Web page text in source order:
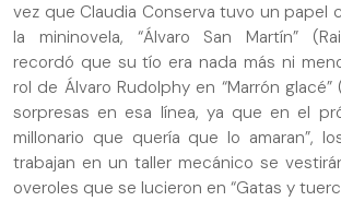
vez que Claudia Conserva tuvo un papel
la mininovela, “Álvaro San Martín”
recordó que su tío era nada más ni
rol de Álvaro Rudolphy en “Marrón glacé”
sorpresas en esa línea, ya que en el
millonario que quería que lo amaran”,
trabajan en un taller mecánico se
overoles que se lucieron en “Gatas y